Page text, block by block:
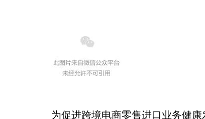
为促进跨境电商零售进口业务健